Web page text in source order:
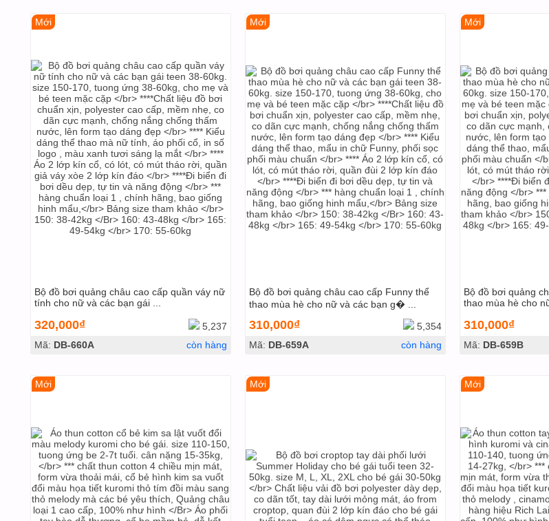
Mới
Bộ đồ bơi quảng châu cao cấp quần váy nữ
tính cho nữ và các bạn gái ...
320,000₫
5,237
Mã: DB-660A còn hàng
Mới
Bộ đồ bơi quảng châu cao cấp Funny thể
thao mùa hè cho nữ và các bạn g� ...
310,000₫
5,354
Mã: DB-659A còn hàng
Mới
Bộ đồ bơi quảng
thao mùa hè cho
310,000₫
Mã: DB-659B
Mới Mới Mới